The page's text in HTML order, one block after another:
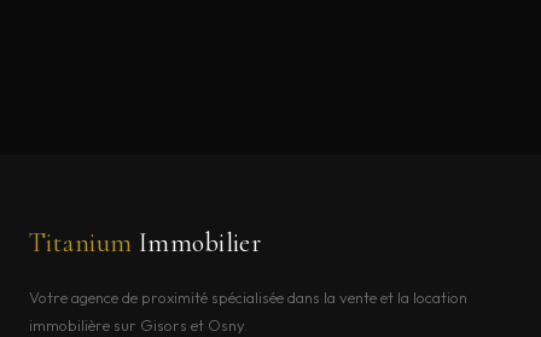
Titanium Immobilier
Votre agence de proximité spécialisée dans la vente et la location
immobilière sur Gisors et Osny.